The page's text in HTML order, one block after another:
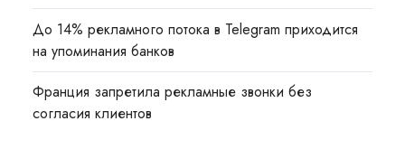
До 14% рекламного потока в Telegram приходится
на упоминания банков
Франция запретила рекламные звонки без
согласия клиентов